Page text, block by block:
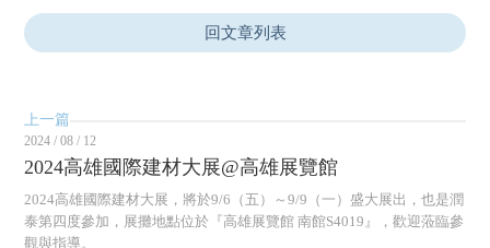
回文章列表
上一篇
2024 / 08 / 12
2024高雄國際建材大展@高雄展覽館
2024高雄國際建材大展，將於9/6（五）～9/9（一）盛大展出，也是潤
泰第四度參加，展攤地點位於『高雄展覽館 南館S4019』，歡迎蒞臨參
觀與指導。